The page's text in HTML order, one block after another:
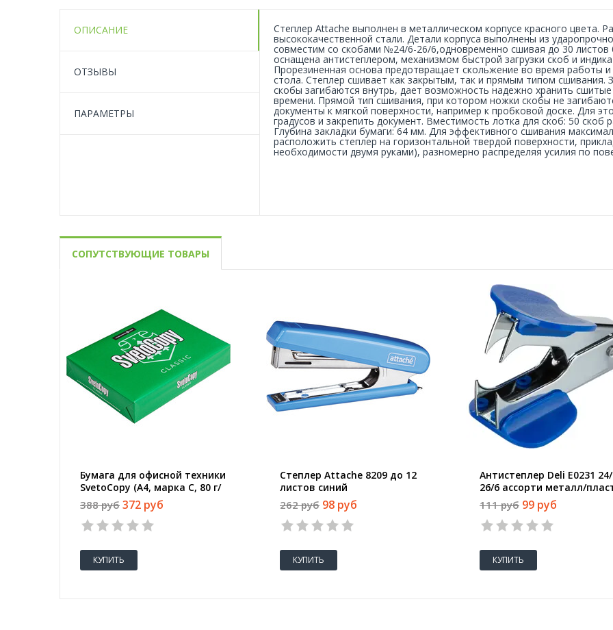
ОПИСАНИЕ
ОТЗЫВЫ
ПАРАМЕТРЫ
Степлер Attache выполнен в металлическом корпусе красного цвета.
высококачественной стали. Детали корпуса выполнены из
совместим со скобами №24/6-26/6,одновременно сшивая до 30
оснащена антистеплером, механизмом быстрой загрузки скоб и
Прорезиненная основа предотвращает скольжение во время работы
стола. Степлер сшивает как закрытым, так и прямым типом
скобы загибаются внутрь, дает возможность надежно хранить
времени. Прямой тип сшивания, при котором ножки скобы не
документы к мягкой поверхности, например к пробковой доске. Для
градусов и закрепить документ. Вместимость лотка для скоб: 50
Глубина закладки бумаги: 64 мм. Для эффективного сшивания
расположить степлер на горизонтальной твердой поверхности,
необходимости двумя руками), разномерно распределяя усилия по
СОПУТСТВУЮЩИЕ ТОВАРЫ
Бумага для офисной техники
SvetoCopy (A4, марка C, 80 г/
кв.м, 500 листов)
388 руб 372 руб
КУПИТЬ
Степлер Attache 8209 до 12
листов синий
262 руб 98 руб
КУПИТЬ
Антистеплер Deli E0231
26/6 ассорти металл/
коробка
111 руб 99 руб
КУПИТЬ